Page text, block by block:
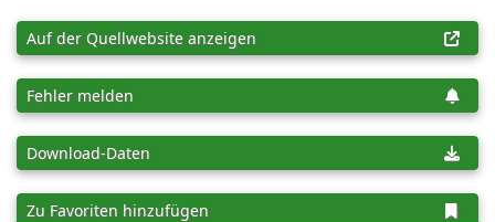
Auf der Quellwebsite anzeigen
Fehler melden
Download-Daten
Zu Favoriten hinzufügen